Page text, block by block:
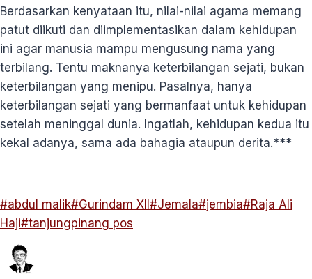
Berdasarkan kenyataan itu, nilai-nilai agama memang
patut diikuti dan diimplementasikan dalam kehidupan
ini agar manusia mampu mengusung nama yang
terbilang. Tentu maknanya keterbilangan sejati, bukan
keterbilangan yang menipu. Pasalnya, hanya
keterbilangan sejati yang bermanfaat untuk kehidupan
setelah meninggal dunia. Ingatlah, kehidupan kedua itu
kekal adanya, sama ada bahagia ataupun derita.***
Post
Tags:
#abdul malik#Gurindam XII#Jemala#jembia#Raja Ali
Haji#tanjungpinang pos